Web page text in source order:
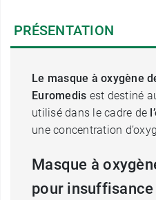
PRÉSENTATION
Le masque à oxygène
Euromedis est destiné
utilisé dans le cadre de
une concentration
Masque à
pour